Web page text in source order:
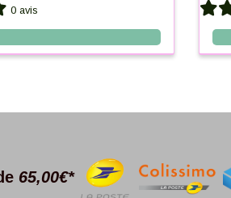
0 avis
65,00€*